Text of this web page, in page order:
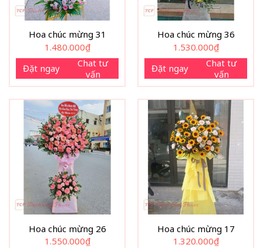
Hoa chúc mừng 31
1.480.000₫
Đặt ngay
Chat tư
vấn
Hoa chúc mừng 36
1.530.000₫
Đặt ngay
Chat tư
vấn
Hoa chúc mừng 26
1.550.000₫
Hoa chúc mừng 17
1.320.000₫